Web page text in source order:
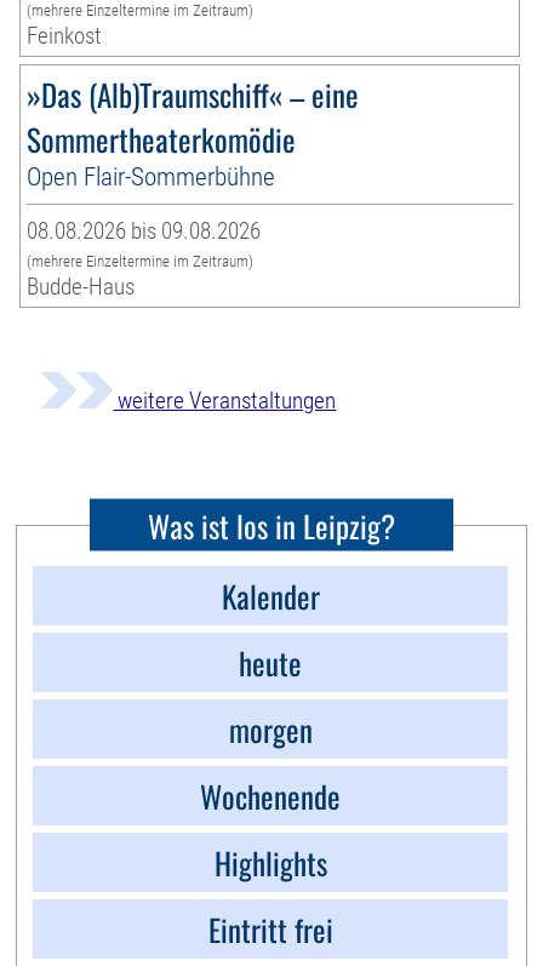
(mehrere Einzeltermine im Zeitraum)
Feinkost
»Das (Alb)Traumschiff« – eine
Sommertheaterkomödie
Open Flair-Sommerbühne
08.08.2026 bis 09.08.2026
(mehrere Einzeltermine im Zeitraum)
Budde-Haus
weitere Veranstaltungen
Was ist los in Leipzig?
Kalender
heute
morgen
Wochenende
Highlights
Eintritt frei